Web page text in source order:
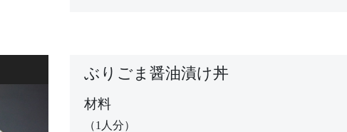
ぶりごま醤油漬け丼
材料
（1人分）